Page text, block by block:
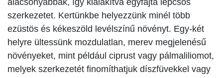
alacsonyabbak, így kialakítva egyfajta lépcsős
szerkezetet. Kertünkbe helyezzünk minél több
ezüstös és kékeszöld levélszínű növényt. Egy-két
helyre ültessünk mozdulatlan, merev megjelenésű
növényeket, mint például ciprust vagy pálmaliliomot,
melyek szerkezetét finomíthatjuk díszfüvekkel vagy